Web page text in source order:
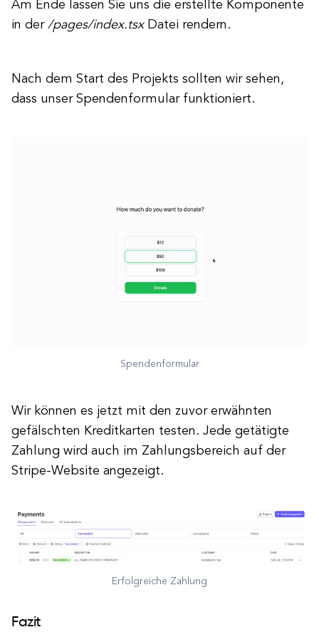
Am Ende lassen Sie uns die erstellte Komponente
in der /pages/index.tsxDatei rendern.
Nach dem Start des Projekts sollten wir sehen,
dass unser Spendenformular funktioniert.
Spendenformular
Wir können es jetzt mit den zuvor erwähnten
gefälschten Kreditkarten testen. Jede getätigte
Zahlung wird auch im Zahlungsbereich auf der
Stripe-Website angezeigt.
Erfolgreiche Zahlung
Fazit